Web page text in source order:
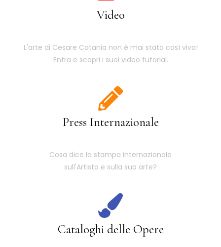
Video
L'arte di Cesare Catania non è mai stata così viva!
Entra e scopri i suoi video tutorial.
Press Internazionale
Cosa dice la stampa internazionale
sull'Artista e sulla sua arte?
Cataloghi delle Opere